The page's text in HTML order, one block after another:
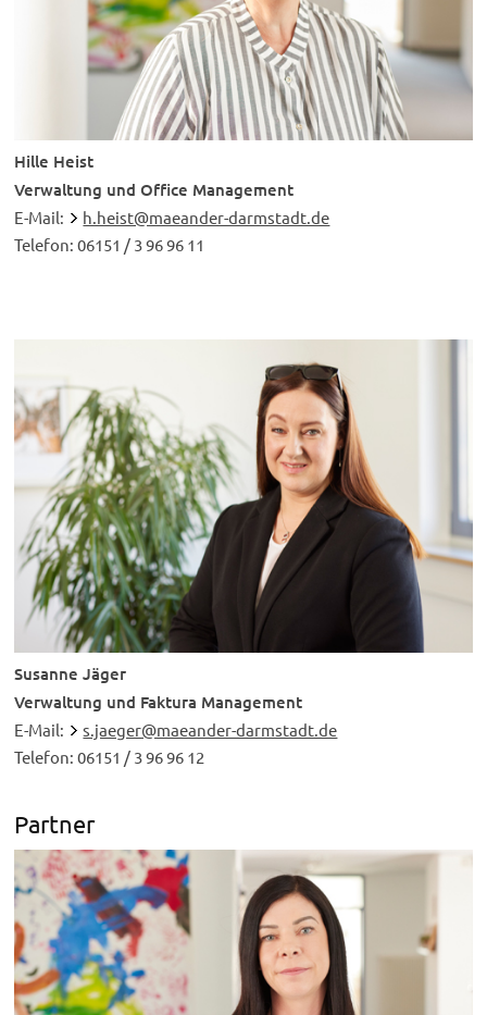
Hille Heist
Verwaltung und Office Management
E-Mail:
h.heist@maeander-darmstadt.de
Telefon: 06151 / 3 96 96 11
Susanne Jäger
Verwaltung und Faktura Management
E-Mail:
s.jaeger@maeander-darmstadt.de
Telefon: 06151 / 3 96 96 12
Partner